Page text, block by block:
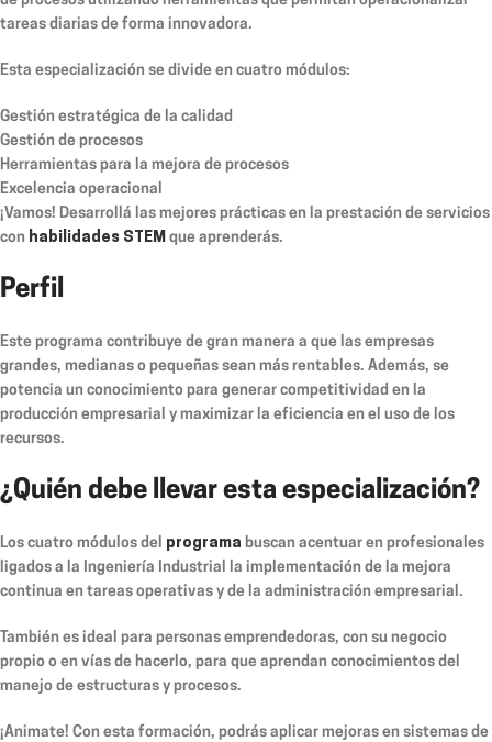
tareas diarias de forma innovadora.
Esta especialización se divide en cuatro módulos:
Gestión estratégica de la calidad
Gestión de procesos
Herramientas para la mejora de procesos
Excelencia operacional
¡Vamos! Desarrollá las mejores prácticas en la prestación de servicios
con habilidades STEM que aprenderás.
Perfil
Este programa contribuye de gran manera a que las empresas
grandes, medianas o pequeñas sean más rentables. Además, se
potencia un conocimiento para generar competitividad en la
producción empresarial y maximizar la eficiencia en el uso de los
recursos.
¿Quién debe llevar esta especialización?
Los cuatro módulos del programa buscan acentuar en profesionales
ligados a la Ingeniería Industrial la implementación de la mejora
continua en tareas operativas y de la administración empresarial.
También es ideal para personas emprendedoras, con su negocio
propio o en vías de hacerlo, para que aprendan conocimientos del
manejo de estructuras y procesos.
¡Animate! Con esta formación, podrás aplicar mejoras en sistemas de